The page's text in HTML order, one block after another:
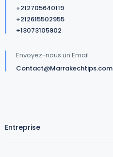
+212705640119
+212615502955
+13073105902
Envoyez-nous un Email
Contact@Marrakechtips.com
Entreprise